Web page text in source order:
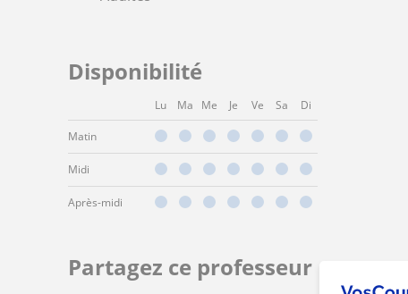
Disponibilité
Lu Ma Me Je Ve Sa Di
Matin
Midi
Après-midi
Partagez ce professeur